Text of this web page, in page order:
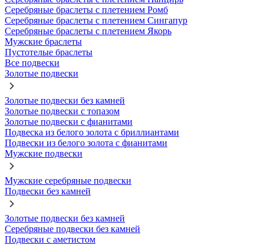
Серебряные браслеты с плетением Ромб
Серебряные браслеты с плетением Сингапур
Серебряные браслеты с плетением Якорь
Мужские браслеты
Пустотелые браслеты
Все подвески
Золотые подвески
Золотые подвески без камней
Золотые подвески с топазом
Золотые подвески с фианитами
Подвеска из белого золота с бриллиантами
Подвески из белого золота с фианитами
Мужские подвески
Мужские серебряные подвески
Подвески без камней
Золотые подвески без камней
Серебряные подвески без камней
Подвески с аметистом